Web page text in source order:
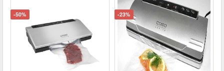
-50% -23%